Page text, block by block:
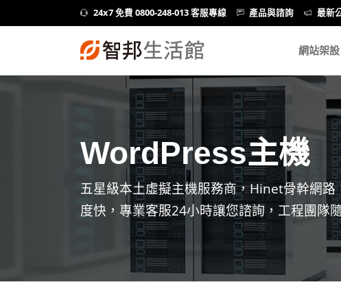
24x7 免費 0800-248-013 客服專線 產品與諮詢 最新
網站架設
WordPress主機
五星級本土虛擬主機服務商，Hinet骨幹網路
度快，專業客服24小時讓您諮詢，工程團隊